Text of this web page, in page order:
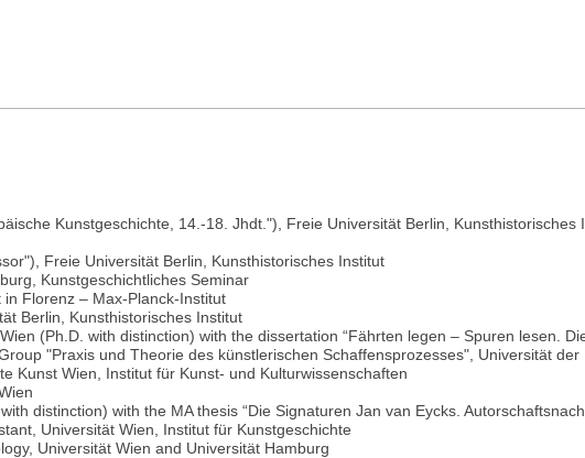
Kunstgeschichte, 14.-18. Jhdt."), Freie Universität Berlin, Kunsthistorisches
Freie Universität Berlin, Kunsthistorisches Institut
Kunstgeschichtliches Seminar
Florenz – Max-Planck-Institut
Berlin, Kunsthistorisches Institut
(Ph.D. with distinction) with the dissertation “Fährten legen – Spuren lesen.
"Praxis und Theorie des künstlerischen Schaffensprozesses", Universität der
Kunst Wien, Institut für Kunst- und Kulturwissenschaften
distinction) with the MA thesis “Die Signaturen Jan van Eycks.
Universität Wien, Institut für Kunstgeschichte
Universität Wien and Universität Hamburg